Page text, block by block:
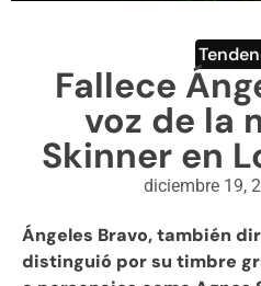
ENGLISH
Fallece
voz de la
Skinner en
diciembre 19,
Ángeles Bravo, también
distinguió por su timbre